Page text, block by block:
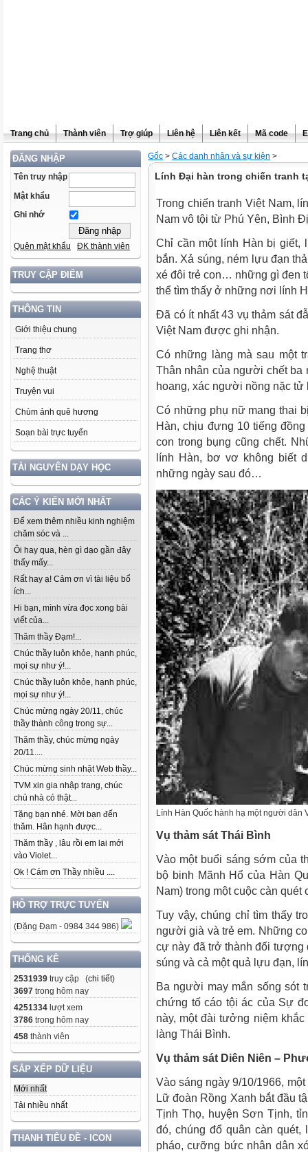
Trang chủ Thành viên Trợ giúp Liên hệ Liên kết Mã code
ĐĂNG NHẬP
Tên truy nhập
Mật khẩu
Ghi nhớ
Quên mật khẩu ĐK thành viên
TRUY CẬP ĐIỂM
THÔNG TIN
Giới thiệu chung
Trang thơ
Nghệ thuật
Truyện vui
Chùm ảnh quê hương
Soạn bài trực tuyến
TÀI NGUYÊN DẠY HỌC
CÁC Ý KIẾN MỚI NHẤT
Để xem thêm nhiều kinh nghiệm
chăm sóc và ...
Ôi hay qua, hèn gì dạo gần đây
thấy mấy...
Rất hay ạ! Cảm ơn vì tài liệu bổ
ích...
Hi bạn, mình vừa đọc xong bài
viết của...
Thăm thầy Đạm!...
Chúc thầy luôn khỏe, hạnh phúc,
mọi sự như ý!...
Chúc thầy luôn khỏe, hạnh phúc,
mọi sự như ý!...
Chúc mừng ngày 20/11, chúc
thầy thành công trong sự...
Thăm thầy, chúc mừng ngày
20/11....
Chúc mừng sinh nhật Web thầy...
TVM xin gia nhập trang, chúc
chủ nhà có thật...
Tặng bạn nhé. Mời bạn đến
thăm. Hân hạnh được...
Thăm thầy , lâu rồi em lai mới
vào Violet...
Ok ! Cám ơn Thầy nhiều ....
HỖ TRỢ TRỰC TUYẾN
(Đặng Đạm - 0984 344 986)
THỐNG KÊ
2531939 truy cập (chi tiết)
3697 trong hôm nay
4251334 lượt xem
3786 trong hôm nay
458 thành viên
SẮP XẾP DỮ LIỆU
Mới nhất
Tải nhiều nhất
THANH TIÊU ĐỀ - ICON
Gốc > Các danh nhân và sự kiện >
Lính Đại hàn trong chiến tranh
Trong chiến tranh Việt Nam,
Nam vô tội từ Phú Yên, Bình
Chỉ cần một lính Hàn bị giết,
bắn. Xả súng, ném lựu đạn
xé đôi trẻ con… những gì đen
thể tìm thấy ở những nơi lính
Đã có ít nhất 43 vụ thảm sát
Việt Nam được ghi nhận.
Có những làng mà sau một
Thân nhân của người chết ba
hoang, xác người nồng nặc
Có những phụ nữ mang thai
Hàn, chịu đựng 10 tiếng
con trong bụng cũng chết.
lính Hàn, bơ vơ không biết
những ngày sau đó…
Lính Hàn Quốc hành hạ một người dân
Vụ thảm sát Thái Bình
Vào một buổi sáng sớm của
bộ binh Mãnh Hổ của Hàn
Nam) trong một cuộc càn quét
Tuy vậy, chúng chỉ tìm thấy
người già và trẻ em. Những
cự này đã trở thành đối tượng
súng và cả một quả lựu đạn,
Ba người may mắn sống sót
chứng tố cáo tội ác của Sự
này, một đài tưởng niệm
làng Thái Bình.
Vụ thảm sát Diên Niên –
Vào sáng ngày 9/10/1966,
Lữ đoàn Rồng Xanh bắt đầu
Tịnh Thọ, huyện Sơn Tịnh,
đó, chúng đổ quân càn
pháo, cưỡng bức nhân dân